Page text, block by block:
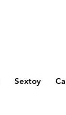
Sextoy